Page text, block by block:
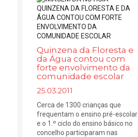
Quinzena da Floresta e
da Água contou com
forte envolvimento da
comunidade escolar
25.03.2011
Cerca de 1300 crianças que
frequentam o ensino pré-escolar
e o 1.º ciclo do ensino básico no
concelho participaram nas